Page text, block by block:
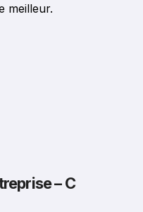
meilleur.
– C